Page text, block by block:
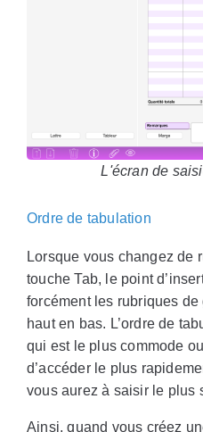
L'écran de
Ordre de tabulation
Lorsque vous changez de
touche Tab, le point
forcément les rubriques
haut en bas. L’ordre de
qui est le plus commode
d’accéder le plus
vous aurez à saisir le plus
Ainsi, quand vous créez